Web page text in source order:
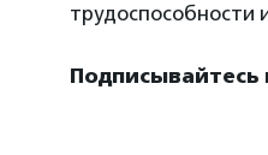
трудоспособности
Подписывайтесь